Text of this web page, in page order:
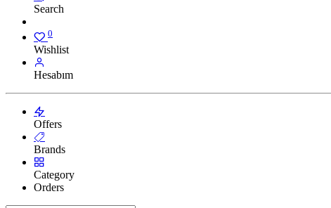
Search
0
Wishlist
Hesabım
Offers
Brands
Category
Orders